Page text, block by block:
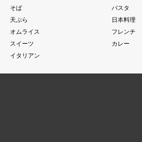
そば
パスタ
天ぷら
日本料理
オムライス
フレンチ
スイーツ
カレー
イタリアン